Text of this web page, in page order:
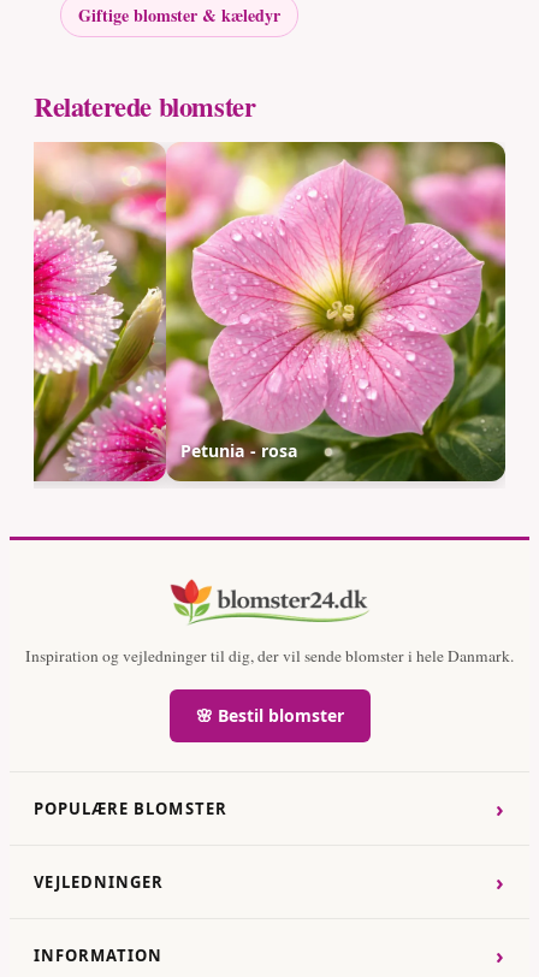
Giftige blomster & kæledyr
Relaterede blomster
Petunia - rosa
Inspiration og vejledninger til dig, der vil sende blomster i hele Danmark.
🌸 Bestil blomster
POPULÆRE BLOMSTER ›
VEJLEDNINGER ›
INFORMATION ›